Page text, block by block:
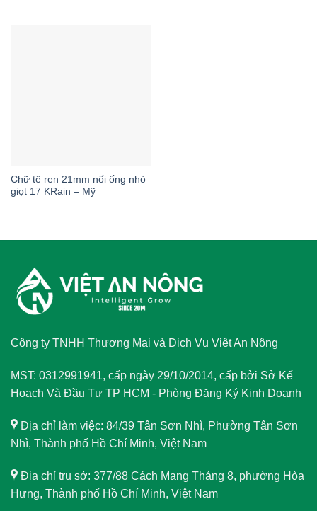
Chữ tê ren 21mm nối ống nhỏ
giọt 17 KRain – Mỹ
Công ty TNHH Thương Mại và Dịch Vụ Việt An Nông
MST: 0312991941, cấp ngày 29/10/2014, cấp bởi Sở Kế
Hoạch Và Đầu Tư TP HCM - Phòng Đăng Ký Kinh Doanh
Địa chỉ làm việc: 84/39 Tân Sơn Nhì, Phường Tân Sơn
Nhì, Thành phố Hồ Chí Minh, Việt Nam
Địa chỉ trụ sở: 377/88 Cách Mạng Tháng 8, phường Hòa
Hưng, Thành phố Hồ Chí Minh, Việt Nam